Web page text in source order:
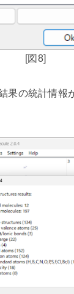
図 8]
果の統計情報